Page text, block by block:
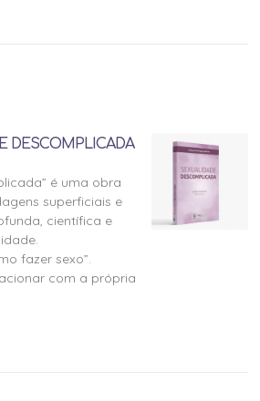
DESCOMPLICADA
é uma obra
superficiais e
científica e
fazer sexo”.
com a própria